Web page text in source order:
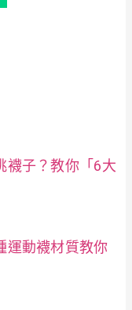
子？教你「6大
運動襪材質教你